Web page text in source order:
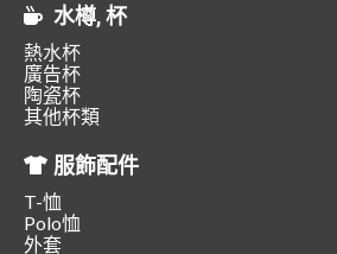
水樽, 杯
熱水杯
廣告杯
陶瓷杯
其他杯類
服飾配件
T-恤
Polo恤
外套